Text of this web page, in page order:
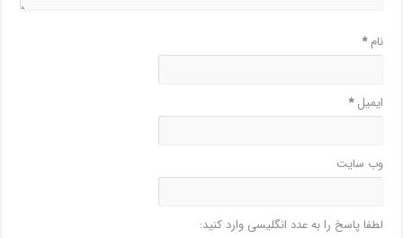
نام*
ایمیل*
وب‌ سایت
لطفا پاسخ را به عدد انگلیسی وارد کنید: